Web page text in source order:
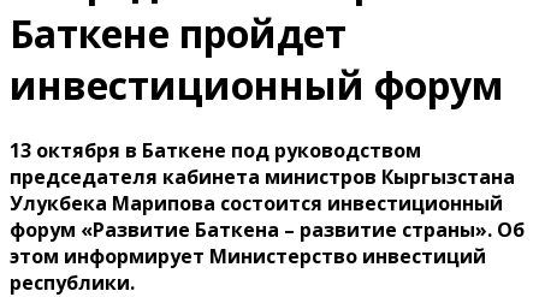
Баткене пройдет
инвестиционный форум
13 октября в Баткене под руководством
председателя кабинета министров Кыргызстана
Улукбека Марипова состоится инвестиционный
форум «Развитие Баткена – развитие страны». Об
этом информирует Министерство инвестиций
республики.